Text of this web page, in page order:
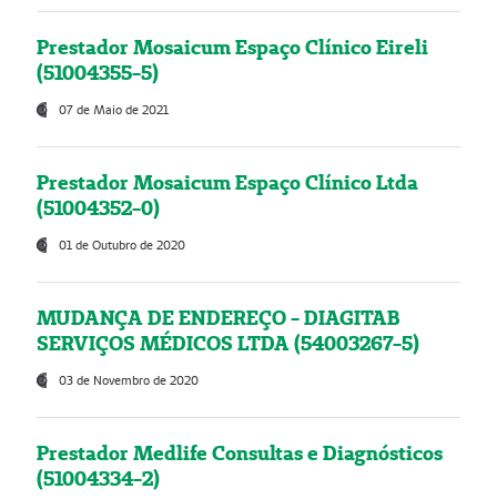
Prestador Mosaicum Espaço Clínico Eireli
(51004355-5)
07 de Maio de 2021
Prestador Mosaicum Espaço Clínico Ltda
(51004352-0)
01 de Outubro de 2020
MUDANÇA DE ENDEREÇO - DIAGITAB
SERVIÇOS MÉDICOS LTDA (54003267-5)
03 de Novembro de 2020
Prestador Medlife Consultas e Diagnósticos
(51004334-2)